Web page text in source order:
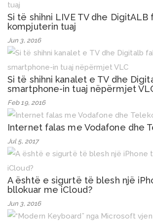
Si të shihni LIVE TV dhe DigitALB
kompjuterin tuaj
Jun 3, 2016
Si të shihni kanalet e TV dhe
smartphone-in tuaj nëpërmjet
Feb 19, 2016
Internet falas me Vodafone dhe
Jul 5, 2017
A është e sigurtë të blesh një
bllokuar me iCloud?
Jun 3, 2016